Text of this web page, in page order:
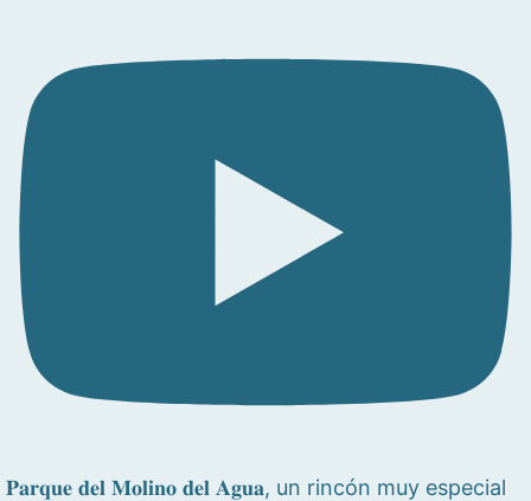
𝐏𝐚𝐫𝐪𝐮𝐞 𝐝𝐞𝐥 𝐌𝐨𝐥𝐢𝐧𝐨 𝐝𝐞𝐥 𝐀𝐠𝐮𝐚, un rincón muy especial